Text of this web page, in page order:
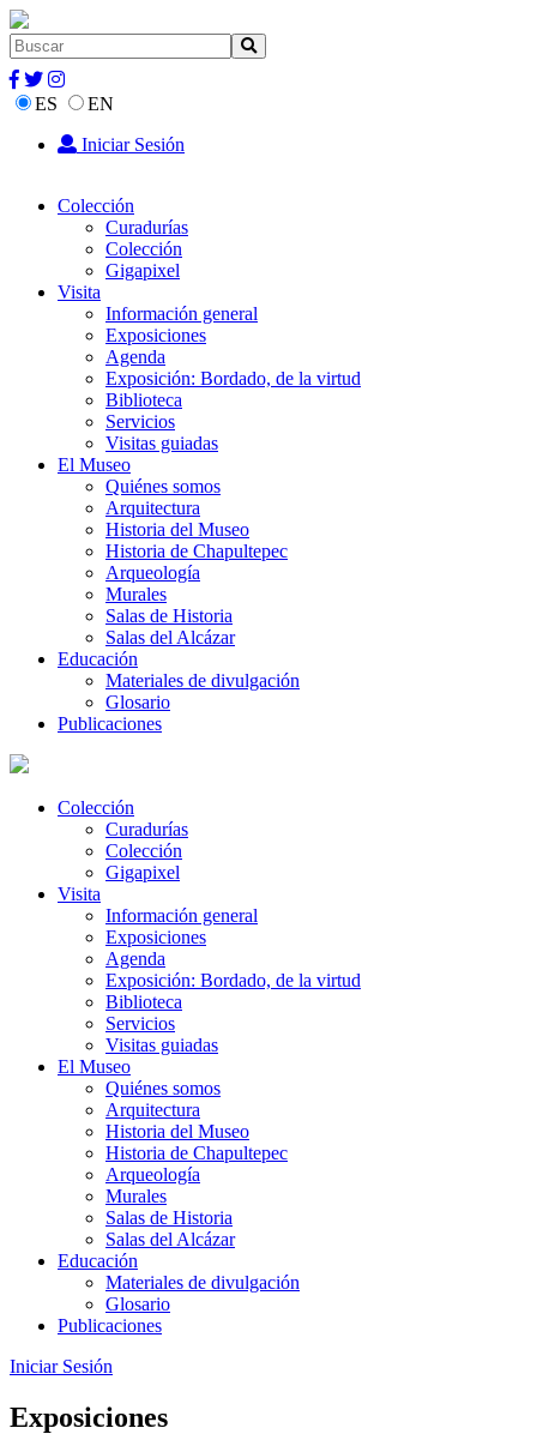
ES
EN
Iniciar Sesión
Colección
Curadurías
Colección
Gigapixel
Visita
Información general
Exposiciones
Agenda
Exposición: Bordado, de la virtud
Biblioteca
Servicios
Visitas guiadas
El Museo
Quiénes somos
Arquitectura
Historia del Museo
Historia de Chapultepec
Arqueología
Murales
Salas de Historia
Salas del Alcázar
Educación
Materiales de divulgación
Glosario
Publicaciones
Colección
Curadurías
Colección
Gigapixel
Visita
Información general
Exposiciones
Agenda
Exposición: Bordado, de la virtud
Biblioteca
Servicios
Visitas guiadas
El Museo
Quiénes somos
Arquitectura
Historia del Museo
Historia de Chapultepec
Arqueología
Murales
Salas de Historia
Salas del Alcázar
Educación
Materiales de divulgación
Glosario
Publicaciones
Iniciar Sesión
Exposiciones